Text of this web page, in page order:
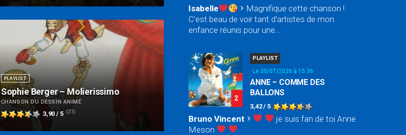
PLAYLIST
Sophie Berger – Molierissimo
CHANSON DU DESSIN ANIMÉ
3,90 / 5 (31)
Isabelle chevron_right Magnifique cette chanson !
C'est beau de voir tant d'artistes de mon
enfance réunis pour une...
2
PLAYLIST
Le 30/07/2026 à 15:36
ANNE – COMME DES
BALLONS
3,42 / 5
Bruno Vincent chevron_right
je suis fan de toi Anne
Meson